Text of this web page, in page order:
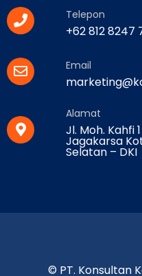
Telepon
+62 812 8247
Email
Alamat
Jl. Moh. Kahfi
Jagakarsa
Selatan – DKI
© PT. Konsultan